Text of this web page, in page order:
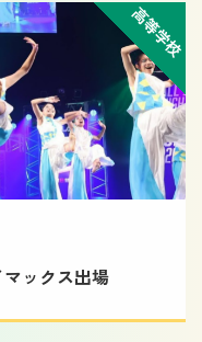
高等学校
ックス出場